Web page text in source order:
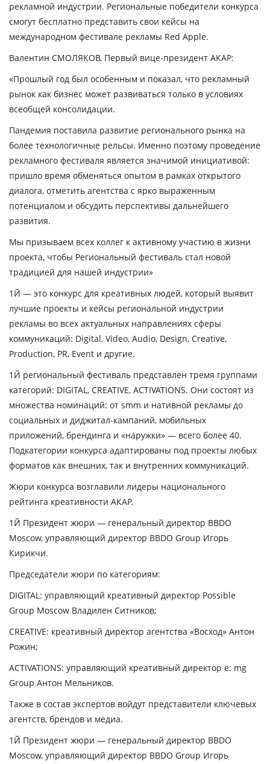
рекламной индустрии. Региональные победители конкурса
смогут бесплатно представить свои кейсы на
международном фестивале рекламы Red Apple.
Валентин СМОЛЯКОВ, Первый вице-президент АКАР:
«Прошлый год был особенным и показал, что рекламный
рынок как бизнес может развиваться только в условиях
всеобщей консолидации.
Пандемия поставила развитие регионального рынка на
более технологичные рельсы. Именно поэтому проведение
рекламного фестиваля является значимой инициативой:
пришло время обменяться опытом в рамках открытого
диалога, отметить агентства с ярко выраженным
потенциалом и обсудить перспективы дальнейшего
развития.
Мы призываем всех коллег к активному участию в жизни
проекта, чтобы Региональный фестиваль стал новой
традицией для нашей индустрии»
1Й — это конкурс для креативных людей, который выявит
лучшие проекты и кейсы региональной индустрии
рекламы во всех актуальных направлениях сферы
коммуникаций: Digital, Video, Audio, Design, Creative,
Production, PR, Event и другие.
1Й региональный фестиваль представлен тремя группами
категорий: DIGITAL, CREATIVE, ACTIVATIONS. Они состоят из
множества номинаций: от smm и нативной рекламы до
социальных и диджитал-кампаний, мобильных
приложений, брендинга и «наружки» — всего более 40.
Подкатегории конкурса адаптированы под проекты любых
форматов как внешних, так и внутренних коммуникаций.
Жюри конкурса возглавили лидеры национального
рейтинга креативности АКАР.
1Й Президент жюри — генеральный директор BBDO
Moscow, управляющий директор BBDO Group Игорь
Кирикчи.
Председатели жюри по категориям:
DIGITAL: управляющий креативный директор Possible
Group Moscow Владилен Ситников;
CREATIVE: креативный директор агентства «Восход» Антон
Рожин;
ACTIVATIONS: управляющий креативный директор e: mg
Group Антон Мельников.
Также в состав экспертов войдут представители ключевых
агентств, брендов и медиа.
1Й Президент жюри — генеральный директор BBDO
Moscow, управляющий директор BBDO Group Игорь